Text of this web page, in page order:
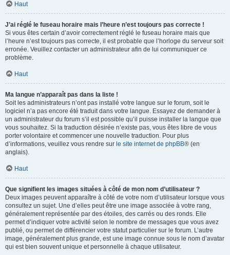
Haut
J’ai réglé le fuseau horaire mais l’heure n’est toujours pas correcte !
Si vous êtes certain d’avoir correctement réglé le fuseau horaire mais que
l’heure n’est toujours pas correcte, il est probable que l’horloge du serveur soit
erronée. Veuillez contacter un administrateur afin de lui communiquer ce
problème.
Haut
Ma langue n’apparaît pas dans la liste !
Soit les administrateurs n’ont pas installé votre langue sur le forum, soit le
logiciel n’a pas encore été traduit dans votre langue. Essayez de demander à
un administrateur du forum s’il est possible qu’il puisse installer la langue que
vous souhaitez. Si la traduction désirée n’existe pas, vous êtes libre de vous
porter volontaire et commencer une nouvelle traduction. Pour plus
d’informations, veuillez vous rendre sur le site internet de phpBB® (en
anglais).
Haut
Que signifient les images situées à côté de mon nom d’utilisateur ?
Deux images peuvent apparaître à côté de votre nom d’utilisateur lorsque vous
consultez un sujet. Une d’elles peut être une image associée à votre rang,
généralement représentée par des étoiles, des carrés ou des ronds. Elle
permet d’indiquer votre activité selon le nombre de messages que vous avez
publié, ou permet de différencier votre statut particulier sur le forum. L’autre
image, généralement plus grande, est une image connue sous le nom d’avatar
qui est bien souvent unique et personnelle à chaque utilisateur.